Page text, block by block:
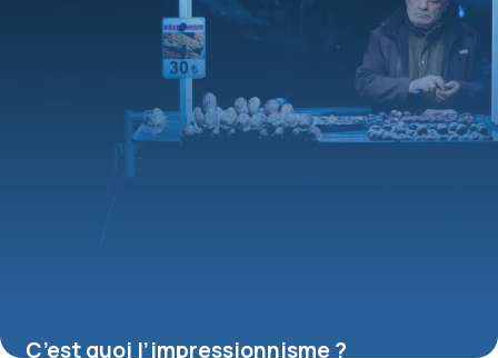
C’est quoi l’impressionnisme ?